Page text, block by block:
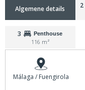
Algemene details 2
3 Penthouse
116 m²
Málaga / Fuengirola